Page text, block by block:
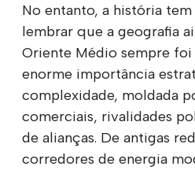
No entanto, a história
lembrar que a geografia
Oriente Médio sempre
enorme importância
complexidade, moldada
comerciais, rivalidades
de alianças. De antigas
corredores de energia